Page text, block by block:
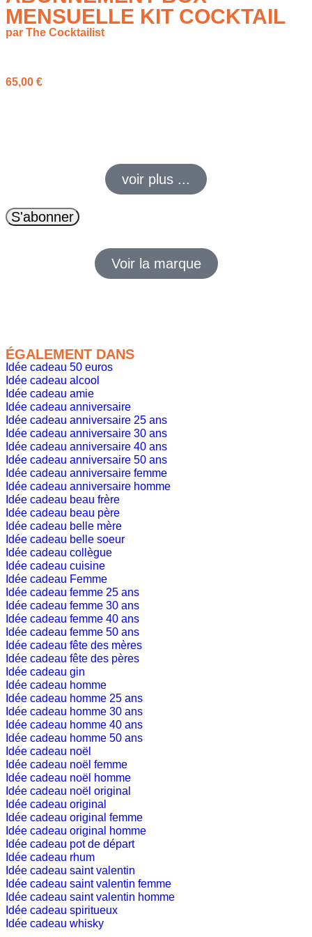
MENSUELLE KIT COCKTAIL
par The Cocktailist
65,00 €
voir plus ...
S'abonner
Voir la marque
ÉGALEMENT DANS
Idée cadeau 50 euros
Idée cadeau alcool
Idée cadeau amie
Idée cadeau anniversaire
Idée cadeau anniversaire 25 ans
Idée cadeau anniversaire 30 ans
Idée cadeau anniversaire 40 ans
Idée cadeau anniversaire 50 ans
Idée cadeau anniversaire femme
Idée cadeau anniversaire homme
Idée cadeau beau frère
Idée cadeau beau père
Idée cadeau belle mère
Idée cadeau belle soeur
Idée cadeau collègue
Idée cadeau cuisine
Idée cadeau Femme
Idée cadeau femme 25 ans
Idée cadeau femme 30 ans
Idée cadeau femme 40 ans
Idée cadeau femme 50 ans
Idée cadeau fête des mères
Idée cadeau fête des pères
Idée cadeau gin
Idée cadeau homme
Idée cadeau homme 25 ans
Idée cadeau homme 30 ans
Idée cadeau homme 40 ans
Idée cadeau homme 50 ans
Idée cadeau noël
Idée cadeau noël femme
Idée cadeau noël homme
Idée cadeau noël original
Idée cadeau original
Idée cadeau original femme
Idée cadeau original homme
Idée cadeau pot de départ
Idée cadeau rhum
Idée cadeau saint valentin
Idée cadeau saint valentin femme
Idée cadeau saint valentin homme
Idée cadeau spiritueux
Idée cadeau whisky